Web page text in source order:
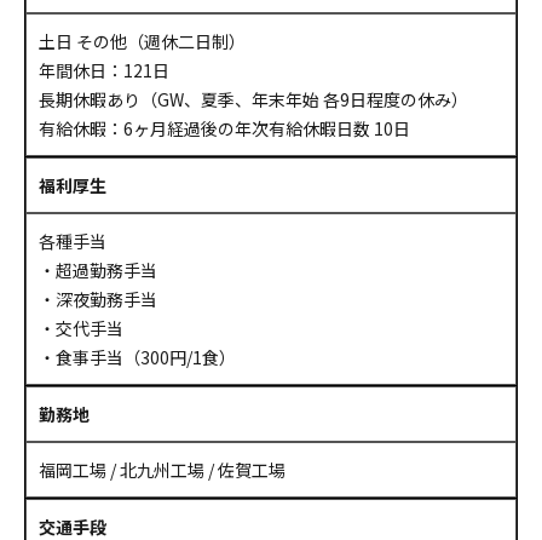
土日 その他（週休二日制）
年間休日：121日
長期休暇あり（GW、夏季、年末年始 各9日程度の休み）
有給休暇：6ヶ月経過後の年次有給休暇日数 10日
福利厚生
各種手当
・超過勤務手当
・深夜勤務手当
・交代手当
・食事手当（300円/1食）
勤務地
福岡工場 / 北九州工場 / 佐賀工場
交通手段